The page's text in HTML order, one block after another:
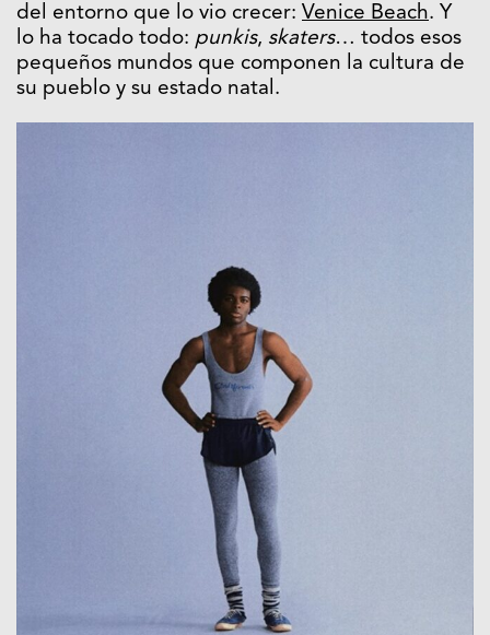
del entorno que lo vio crecer: Venice Beach. Y
lo ha tocado todo: punkis, skaters… todos esos
pequeños mundos que componen la cultura de
su pueblo y su estado natal.